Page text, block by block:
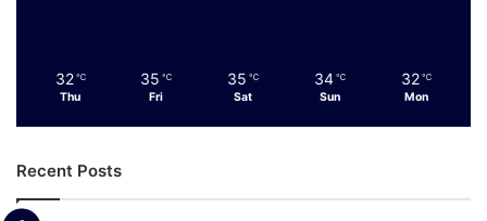
32 ℃
Thu
35 ℃
Fri
35 ℃
Sat
34 ℃
Sun
32 ℃
Mon
Recent Posts